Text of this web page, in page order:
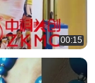
00:15